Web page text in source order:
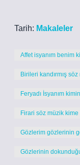
Tarih: Makaleler
Affet isyanım benim
Birileri kandırmış
Feryadı İsyanım
Firari söz müzik kime
Gözlerim gözlerinin
Gözlerinin